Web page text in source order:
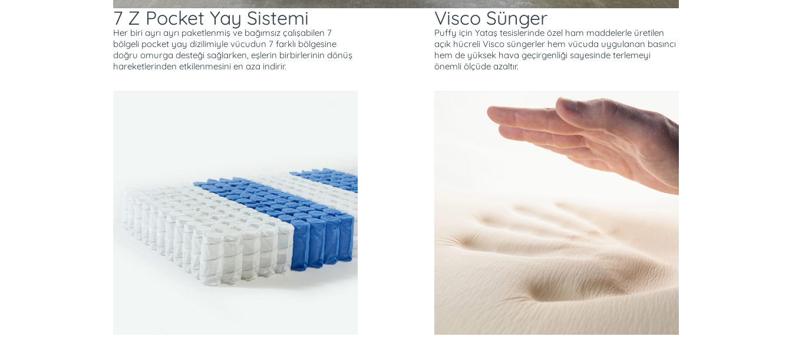
7 Z Pocket Yay Sistemi
Her biri ayrı ayrı paketlenmiş ve bağımsız çalışabilen 7
bölgeli pocket yay dizilimiyle vücudun 7 farklı bölgesine
doğru omurga desteği sağlarken, eşlerin birbirlerinin dönüş
hareketlerinden etkilenmesini en aza indirir.
Visco Sünger
Puffy için Yataş tesislerinde özel ham maddelerle üretilen
açık hücreli Visco süngerler hem vücuda uygulanan basıncı
hem de yüksek hava geçirgenliği sayesinde terlemeyi
önemli ölçüde azaltır.